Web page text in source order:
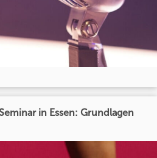
in Essen: Grundlagen